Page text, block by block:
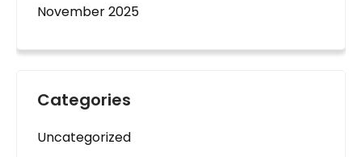
November 2025
Categories
Uncategorized